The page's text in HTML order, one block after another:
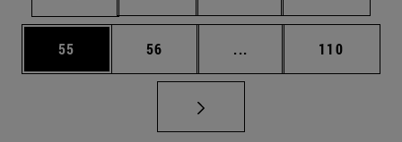
Página
55 Página
56 ... Páginas intermedias
Página
110